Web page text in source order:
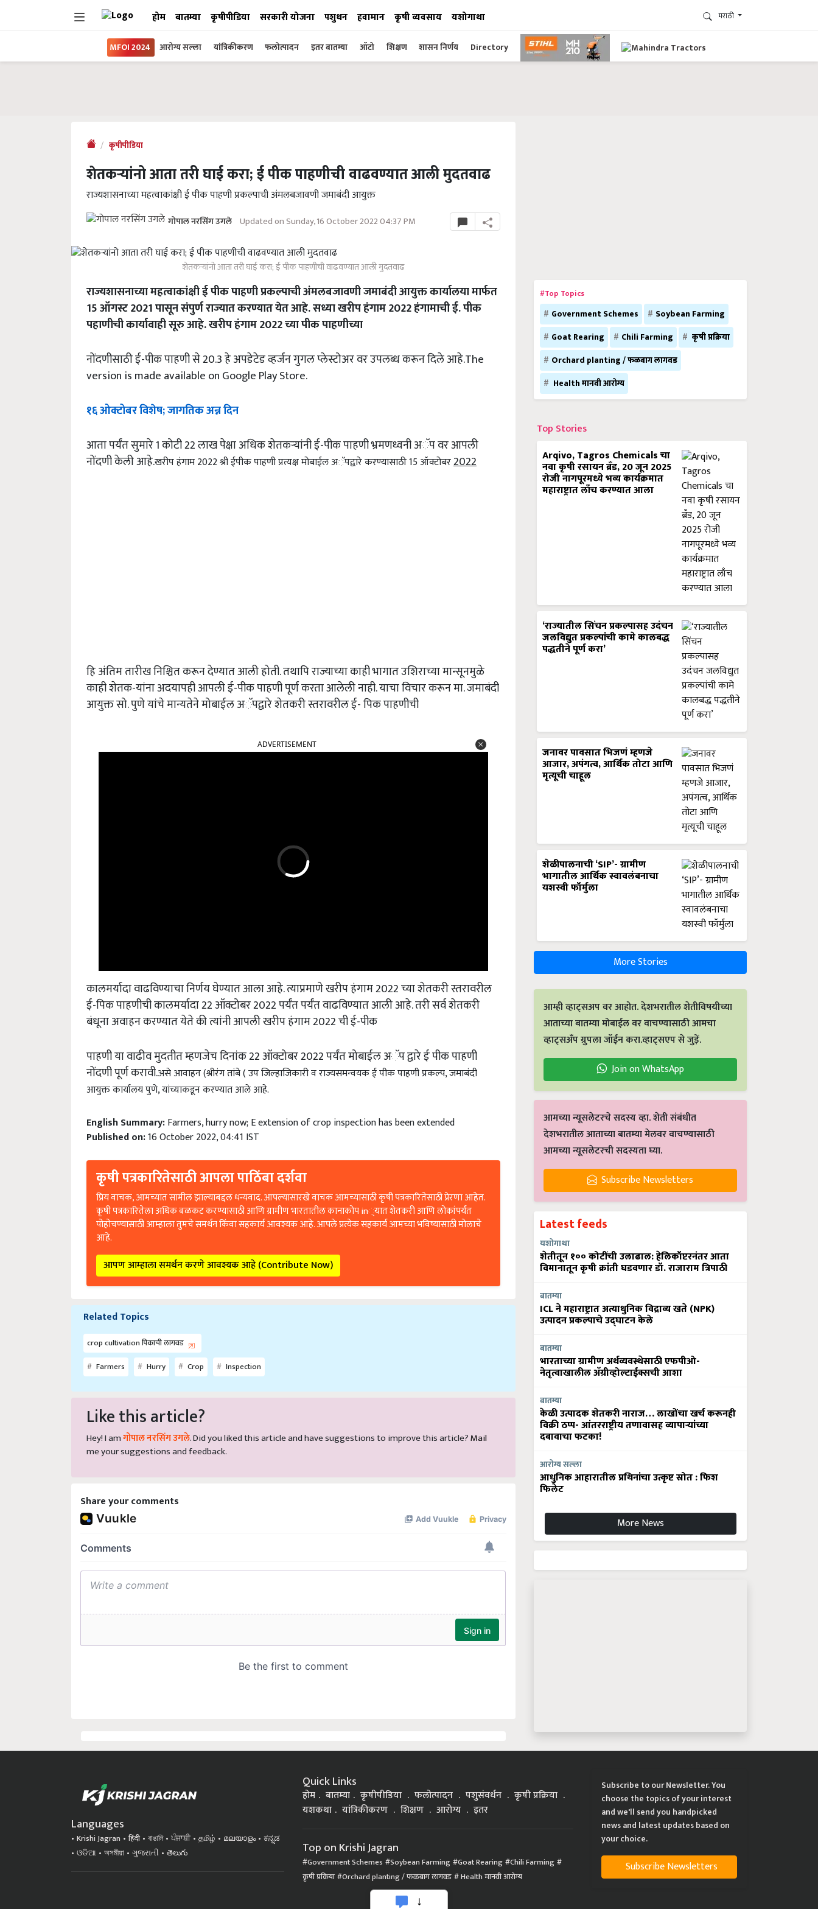
होम बातम्या कृषीपीडिया सरकारी योजना पशुधन हवामान कृषी व्यवसाय यशोगाथा मराठी
MFOI 2024 आरोग्य सल्ला यांत्रिकीकरण फलोत्पादन इतर बातम्या ऑटो शिक्षण शासन निर्णय Directory
कृषीपीडिया
शेतकऱ्यांनो आता तरी घाई करा; ई पीक पाहणीची वाढवण्यात आली मुदतवाढ
राज्यशासनाच्या महत्वाकांक्षी ई पीक पाहणी प्रकल्पाची अंमलबजावणी जमाबंदी आयुक्त
गोपाल नरसिंग उगले Updated on Sunday, 16 October 2022 04:37 PM
शेतकऱ्यांनो आता तरी घाई करा; ई पीक पाहणीची वाढवण्यात आली मुदतवाढ
राज्यशासनाच्या महत्वाकांक्षी ई पीक पाहणी प्रकल्पाची अंमलबजावणी जमाबंदी आयुक्त कार्यालया मार्फत
15 ऑगस्ट 2021 पासून संपुर्ण राज्यात करण्यात येत आहे. सध्या खरीप हंगाम 2022 हंगामाची ई. पीक
पहाणीची कार्यावाही सूरु आहे. खरीप हंगाम 2022 च्या पीक पाहणीच्या
नोंदणीसाठी ई-पीक पाहणी से 20.3 हे अपडेटेड व्हर्जन गुगल प्लेस्टोअर वर उपलब्ध करून दिले आहे.The
version is made available on Google Play Store.
१६ ओक्टोबर विशेष; जागतिक अन्न दिन
आता पर्यंत सुमारे 1 कोटी 22 लाख पेक्षा अधिक शेतकऱ्यांनी ई-पीक पाहणी भ्रमणध्वनी अॅप वर आपली
नोंदणी केली आहे.खरीप हंगाम 2022 श्री ईपीक पाहणी प्रत्यक्ष मोबाईल अॅपद्वारे करण्यासाठी 15 ऑक्टोबर2022
हि अंतिम तारीख निश्चित करून देण्यात आली होती. तथापि राज्याच्या काही भागात उशिराच्या मान्सूनमुळे
काही शेतक-यांना अदयापही आपली ई-पीक पाहणी पूर्ण करता आलेली नाही. याचा विचार करून मा. जमाबंदी
आयुक्त सो. पुणे यांचे मान्यतेने मोबाईल अॅपद्वारे शेतकरी स्तरावरील ई- पिक पाहणीची
कालमर्यादा वाढविण्याचा निर्णय घेण्यात आला आहे. त्याप्रमाणे खरीप हंगाम 2022 च्या शेतकरी स्तरावरील
ई-पिक पाहणीची कालमर्यादा 22 ऑक्टोबर 2022 पर्यंत पर्यंत वाढविण्यात आली आहे. तरी सर्व शेतकरी
बंधूना अवाहन करण्यात येते की त्यांनी आपली खरीप हंगाम 2022 ची ई-पीक
पाहणी या वाढीव मुदतीत म्हणजेच दिनांक 22 ऑक्टोबर 2022 पर्यंत मोबाईल अॅप द्वारे ई पीक पाहणी
नोंदणी पूर्ण करावी.असे आवाहन (श्रीरंग तांबे ( उप जिल्हाजिकारी व राज्यसमन्वयक ई पीक पाहणी प्रकल्प, जमाबंदी
आयुक्त कार्यालय पुणे, यांच्याकडून करण्यात आले आहे.
English Summary: Farmers, hurry now; E extension of crop inspection has been extended
Published on:16 October 2022, 04:41 IST
कृषी पत्रकारितेसाठी आपला पाठिंबा दर्शवा
प्रिय वाचक, आमच्यात सामील झाल्याबद्दल धन्यवाद. आपल्यासारखे वाचक आमच्यासाठी कृषी पत्रकारितेसाठी प्रेरणा आहेत.
कृषी पत्रकारितेला अधिक बळकट करण्यासाठी आणि ग्रामीण भारतातील कानाकोप in्यात शेतकरी आणि लोकांपर्यंत
पोहोचण्यासाठी आम्हाला तुमचे समर्थन किंवा सहकार्य आवश्यक आहे. आपले प्रत्येक सहकार्य आमच्या भविष्यासाठी मोलाचे
आहे.
आपण आम्हाला समर्थन करणे आवश्यक आहे (Contribute Now)
Related Topics
crop cultivation पिकाची लागवड
Farmers
Hurry Crop Inspection
Like this article?
Hey! I am गोपाल नरसिंग उगले . Did you liked this article and have suggestions to improve this article? Mail
me your suggestions and feedback.
Share your comments
#Top Topics
Government Schemes
Soybean Farming
Goat Rearing
Chili Farming
कृषी प्रक्रिया
Orchard planting / फळबाग लागवड
Health मानवी आरोग्य
Top Stories
Arqivo, Tagros Chemicals चा
नवा कृषी रसायन ब्रँड, 20 जून 2025
रोजी नागपूरमध्ये भव्य कार्यक्रमात
महाराष्ट्रात लाँच करण्यात आला
‘राज्यातील सिंचन प्रकल्पासह उदंचन
जलविद्युत प्रकल्पांची कामे कालबद्ध
पद्धतीने पूर्ण करा’
जनावर पावसात भिजणं म्हणजे
आजार, अपंगत्व, आर्थिक तोटा आणि
मृत्यूची चाहूल
शेळीपालनाची ‘SIP’- ग्रामीण
भागातील आर्थिक स्वावलंबनाचा
यशस्वी फॉर्मुला
More Stories
आम्ही व्हाट्सअप वर आहोत. देशभरातील शेतीविषयीच्या
आताच्या बातम्या मोबाईल वर वाचण्यासाठी आमचा
व्हाट्सअँप ग्रुपला जॉईन करा.व्हाट्सएप से जुड़ें.
Join on WhatsApp
आमच्या न्यूसलेटरचे सदस्य व्हा. शेती संबंधीत
देशभरातील आताच्या बातम्या मेलवर वाचण्यासाठी
आमच्या न्यूसलेटरची सदस्यता घ्या.
Subscribe Newsletters
Latest feeds
यशोगाथा
शेतीतून १०० कोटींची उलाढाल: हेलिकॉप्टरनंतर आता
विमानातून कृषी क्रांती घडवणार डॉ. राजाराम त्रिपाठी
बातम्या
ICL ने महाराष्ट्रात अत्याधुनिक विद्राव्य खते (NPK)
उत्पादन प्रकल्पाचे उद्घाटन केले
बातम्या
भारताच्या ग्रामीण अर्थव्यवस्थेसाठी एफपीओ-
नेतृत्वाखालील अ‍ॅग्रीव्होल्टाईक्सची आशा
बातम्या
केळी उत्पादक शेतकरी नाराज… लाखोंचा खर्च करूनही
विक्री ठप्प- आंतरराष्ट्रीय तणावासह व्यापाऱ्यांच्या
दबावाचा फटका!
आरोग्य सल्ला
आधुनिक आहारातील प्रथिनांचा उत्कृष्ट स्रोत : फिश
फिलेट
More News
Languages
Krishi Jagran हिंदी বাঙালি ਪੰਜਾਬੀ தமிழ் മലയാളം
ಕನ್ನಡ
ଓଡିଆ
অসমীয়া ગુજરાતી తెలుగు
Quick Links
होम बातम्या कृषीपीडिया फलोत्पादन पशुसंवर्धन
कृषी प्रक्रिया
यशकथा
यांत्रिकीकरण शिक्षण आरोग्य इतर
Top on Krishi Jagran
Government Schemes Soybean Farming Goat Rearing
Chili Farming
कृषी प्रक्रिया
Orchard planting / फळबाग लागवड Health मानवी आरोग्य
Subscribe to our Newsletter. You
choose the topics of your interest
and we'll send you handpicked
news and latest updates based on
your choice.
Subscribe Newsletters